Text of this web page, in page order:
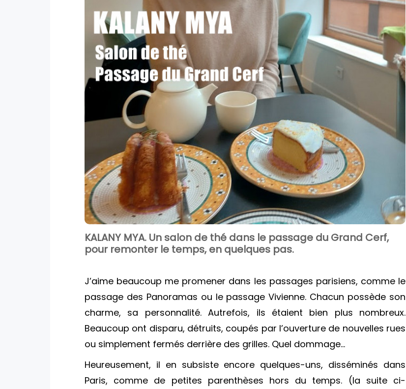
KALANY MYA. Un salon de thé dans le passage du Grand Cerf,
pour remonter le temps, en quelques pas.
J’aime beaucoup me promener dans les passages parisiens, comme le
passage des Panoramas ou le passage Vivienne. Chacun possède son
charme, sa personnalité. Autrefois, ils étaient bien plus nombreux.
Beaucoup ont disparu, détruits, coupés par l’ouverture de nouvelles rues
ou simplement fermés derrière des grilles. Quel dommage…
Heureusement, il en subsiste encore quelques-uns, disséminés dans
Paris, comme de petites parenthèses hors du temps. (la suite ci-